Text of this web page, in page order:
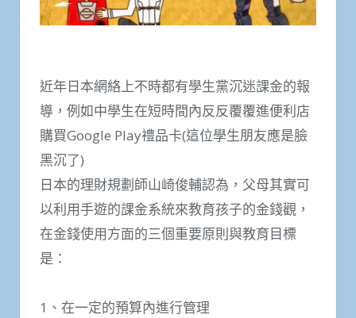
近年日本網絡上不時都有學生黨沉迷課金的報
導，例如中學生在短時間內反反覆覆進便利店
購買Google Play禮品卡(這位學生朋友應是臉
黑沉了)
日本的理財規劃師山崎俊輔認為，父母其實可
以利用手遊的課金系統來教育孩子的金錢觀，
在金錢使用方面的三個重要原則與教育目標
是：
1、在一定的預算內進行管理